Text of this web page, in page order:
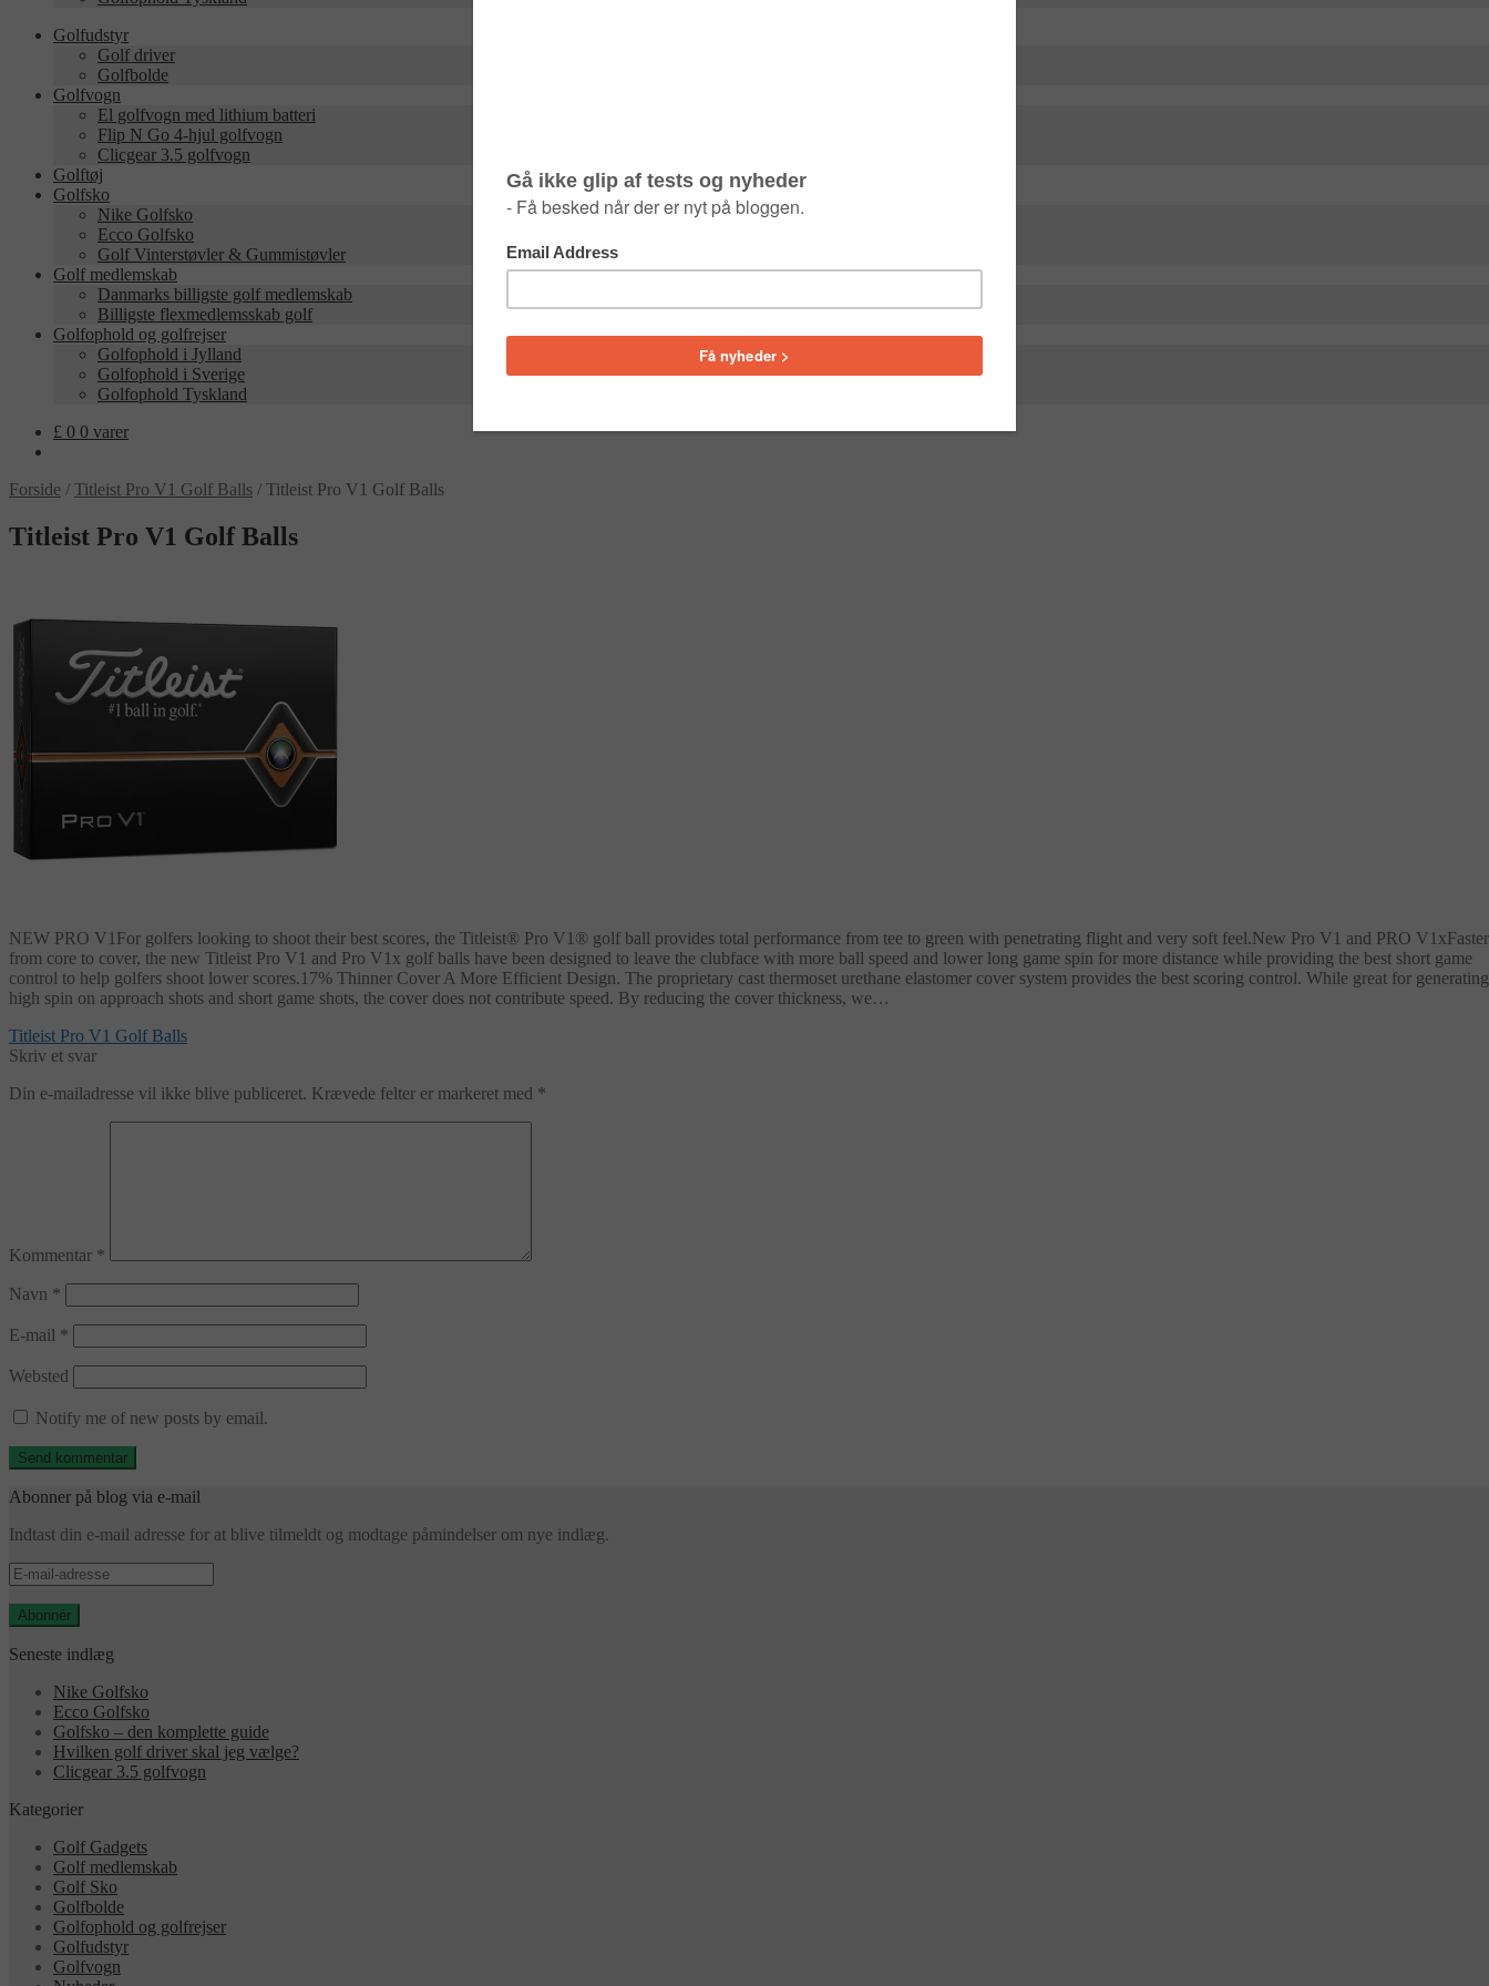
Golfudstyr
Golf driver
Golfbolde
Golfvogn
El golfvogn med lithium batteri
Flip N Go 4-hjul golfvogn
Clicgear 3.5 golfvogn
Golftøj
Golfsko
Nike Golfsko
Ecco Golfsko
Golf Vinterstøvler & Gummistøvler
Golf medlemskab
Danmarks billigste golf medlemskab
Billigste flexmedlemsskab golf
Golfophold og golfrejser
Golfophold i Jylland
Golfophold i Sverige
Golfophold Tyskland
£ 0 0 varer
Forside / Titleist Pro V1 Golf Balls / Titleist Pro V1 Golf Balls
Titleist Pro V1 Golf Balls
NEW PRO V1For golfers looking to shoot their best scores, the Titleist® Pro V1® golf ball provides total performance from tee to green with penetrating flight and very soft feel.New Pro V1 and PRO V1xFaster
from core to cover, the new Titleist Pro V1 and Pro V1x golf balls have been designed to leave the clubface with more ball speed and lower long game spin for more distance while providing the best short game
control to help golfers shoot lower scores.17% Thinner Cover A More Efficient Design. The proprietary cast thermoset urethane elastomer cover system provides the best scoring control. While great for generating
high spin on approach shots and short game shots, the cover does not contribute speed. By reducing the cover thickness, we…
Indlægsnavigation
Forrige
indlæg:
Titleist Pro V1 Golf Balls
Skriv et svar
Din e-mailadresse vil ikke blive publiceret. Krævede felter er markeret med *
Kommentar *
Navn *
E-mail *
Websted
Notify me of new posts by email.
Abonner på blog via e-mail
Indtast din e-mail adresse for at blive tilmeldt og modtage påmindelser om nye indlæg.
E-
mail-
adresse
Abonnér
Seneste indlæg
Nike Golfsko
Ecco Golfsko
Golfsko – den komplette guide
Hvilken golf driver skal jeg vælge?
Clicgear 3.5 golfvogn
Kategorier
Golf Gadgets
Golf medlemskab
Golf Sko
Golfbolde
Golfophold og golfrejser
Golfudstyr
Golfvogn